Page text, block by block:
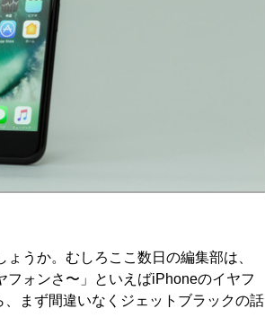
うか。むしろここ数日の編集部は、
ォンさ〜」といえばiPhoneのイヤフ
まず間違いなくジェットブラックの話